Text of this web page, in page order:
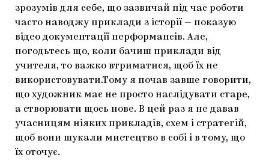
зрозумів для себе, що зазвичай під час роботи
часто наводжу приклади з історії — показую
відео документації перформансів. Але,
погодьтесь що, коли бачиш приклади від
учителя, то важко втриматися, щоб їх не
використовувати.Тому я почав завше говорити,
що художник має не просто наслідувати старе,
а створювати щось нове. В цей раз я не давав
учасницям ніяких прикладів, схем і стратегій,
щоб вони шукали мистецтво в собі і в тому, що
їх оточує.